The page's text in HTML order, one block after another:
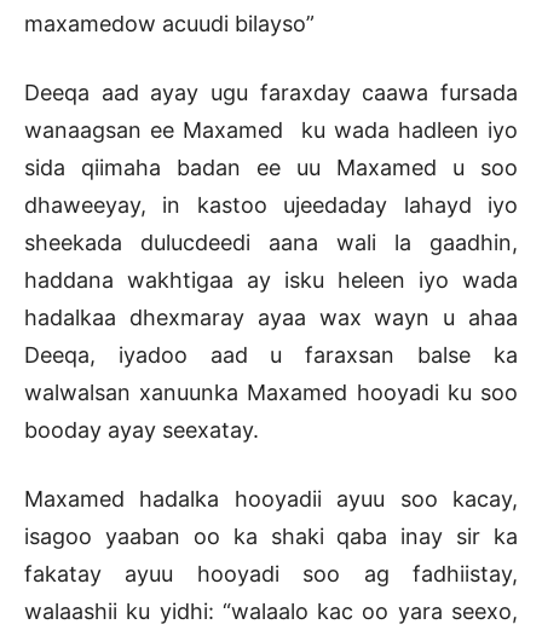
maxamedow acuudi bilayso”
Deeqa aad ayay ugu faraxday caawa fursada
wanaagsan ee Maxamed ku wada hadleen iyo
sida qiimaha badan ee uu Maxamed u soo
dhaweeyay, in kastoo ujeedaday lahayd iyo
sheekada dulucdeedi aana wali la gaadhin,
haddana wakhtigaa ay isku heleen iyo wada
hadalkaa dhexmaray ayaa wax wayn u ahaa
Deeqa, iyadoo aad u faraxsan balse ka
walwalsan xanuunka Maxamed hooyadi ku soo
booday ayay seexatay.
Maxamed hadalka hooyadii ayuu soo kacay,
isagoo yaaban oo ka shaki qaba inay sir ka
fakatay ayuu hooyadi soo ag fadhiistay,
walaashii ku yidhi: “walaalo kac oo yara seexo,